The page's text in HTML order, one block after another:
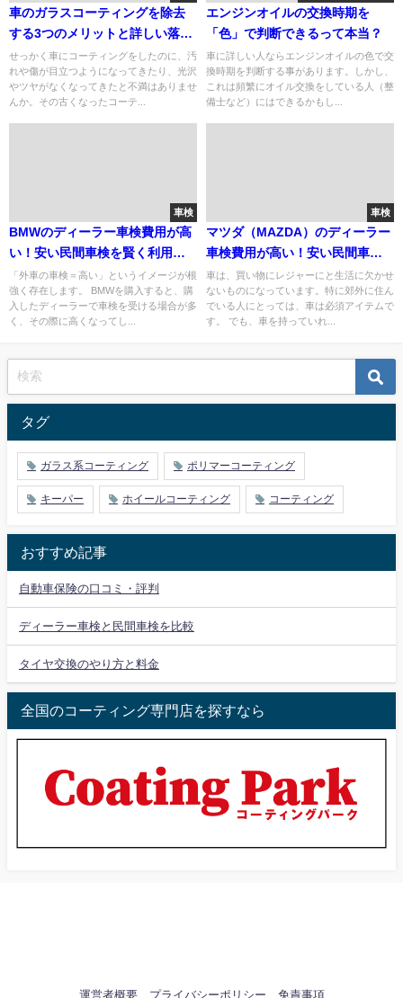
車のガラスコーティングを除去
する3つのメリットと詳しい落と
し方まとめ
せっかく車にコーティングをしたのに、汚
れや傷が目立つようになってきたり、光沢
やツヤがなくなってきたと不満はありませ
んか。その古くなったコーテ...
エンジンオイルの交換時期を
「色」で判断できるって本当？
車に詳しい人ならエンジンオイルの色で交
換時期を判断する事があります。しかし、
これは頻繁にオイル交換をしている人（整
備士など）にはできるかもし...
車検
BMWのディーラー車検費用が高
い！安い民間車検を賢く利用す
る方法まとめ
「外車の車検＝高い」というイメージが根
強く存在します。 BMWを購入すると、購
入したディーラーで車検を受ける場合が多
く、その際に高くなってし...
車検
マツダ（MAZDA）のディーラー
車検費用が高い！安い民間車検
を賢く利用する方法まとめ
車は、買い物にレジャーにと生活に欠かせ
ないものになっています。特に郊外に住ん
でいる人にとっては、車は必須アイテムで
す。 でも、車を持っていれ...
タグ
ガラス系コーティング ポリマーコーティング
キーパー ホイールコーティング コーティング
おすすめ記事
自動車保険の口コミ・評判
ディーラー車検と民間車検を比較
タイヤ交換のやり方と料金
全国のコーティング専門店を探すなら
運営者概要 プライバシーポリシー 免責事項